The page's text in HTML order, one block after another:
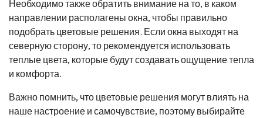
Необходимо также обратить внимание на то, в каком
направлении располагены окна, чтобы правильно
подобрать цветовые решения. Если окна выходят на
северную сторону, то рекомендуется использовать
теплые цвета, которые будут создавать ощущение тепла
и комфорта.
Важно помнить, что цветовые решения могут влиять на
наше настроение и самочувствие, поэтому выбирайте